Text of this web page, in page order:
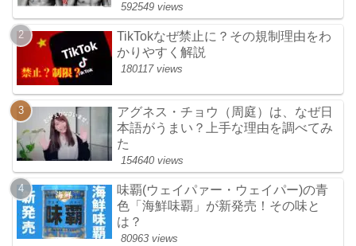
592549 views
TikTokなぜ禁止に？その規制理由をわ
かりやすく解説
180117 views
アグネス・チョウ（周庭）は、なぜ日
本語がうまい？上手な理由を調べてみ
た
154640 views
味覇(ウェイパァー・ウェイパー)の青
色「海鮮味覇」が新発売！その味と
は？
80963 views